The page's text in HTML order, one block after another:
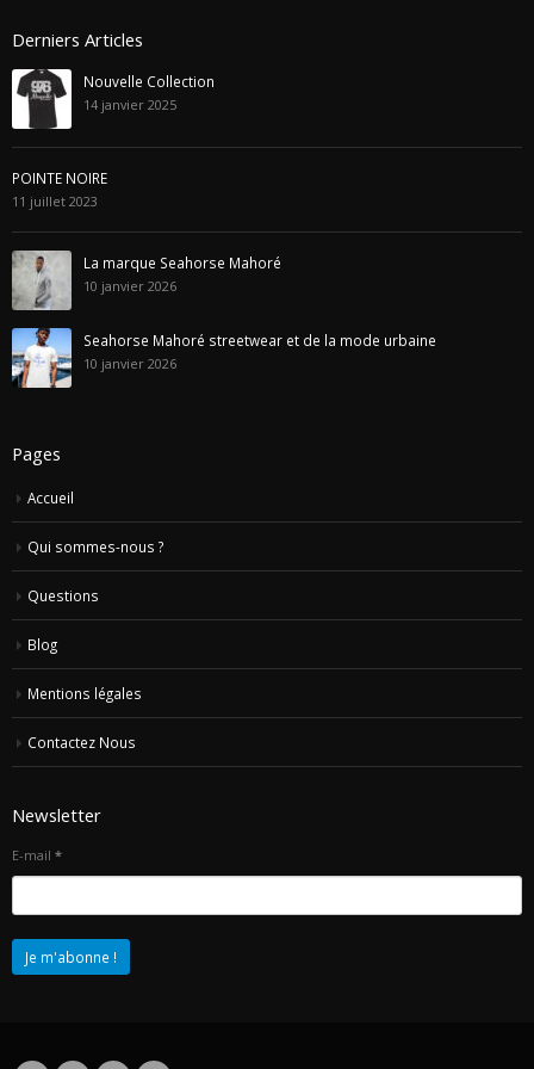
Derniers Articles
Nouvelle Collection
14 janvier 2025
POINTE NOIRE
11 juillet 2023
La marque Seahorse Mahoré
10 janvier 2026
Seahorse Mahoré streetwear et de la mode urbaine
10 janvier 2026
Pages
Accueil
Qui sommes-nous ?
Questions
Blog
Mentions légales
Contactez Nous
Newsletter
E-mail *